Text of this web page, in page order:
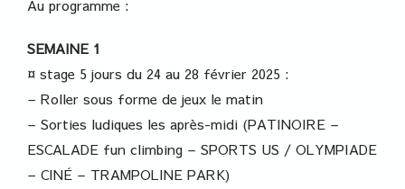
Au programme :
SEMAINE 1
¤ stage 5 jours du 24 au 28 février 2025 :
– Roller sous forme de jeux le matin
– Sorties ludiques les après-midi (PATINOIRE –
ESCALADE fun climbing – SPORTS US / OLYMPIADE
– CINÉ – TRAMPOLINE PARK)